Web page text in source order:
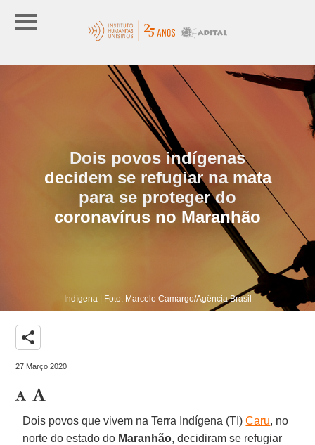
Dois povos indígenas
decidem se refugiar na mata
para se proteger do
coronavírus no Maranhão
Indígena | Foto: Marcelo Camargo/Agência Brasil
share
27 Março 2020
Dois povos que vivem na Terra Indígena (TI)Caru, no
norte do estado do Maranhão, decidiram se refugiar